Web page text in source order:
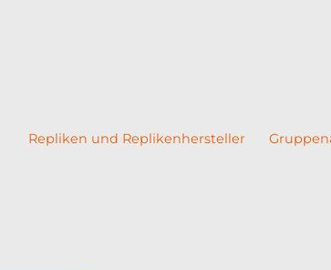
Repliken und Replikenhersteller